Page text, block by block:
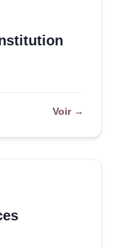
Voir →